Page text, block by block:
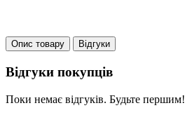
Опис товару Відгуки
Відгуки покупців
Поки немає відгуків. Будьте першим!